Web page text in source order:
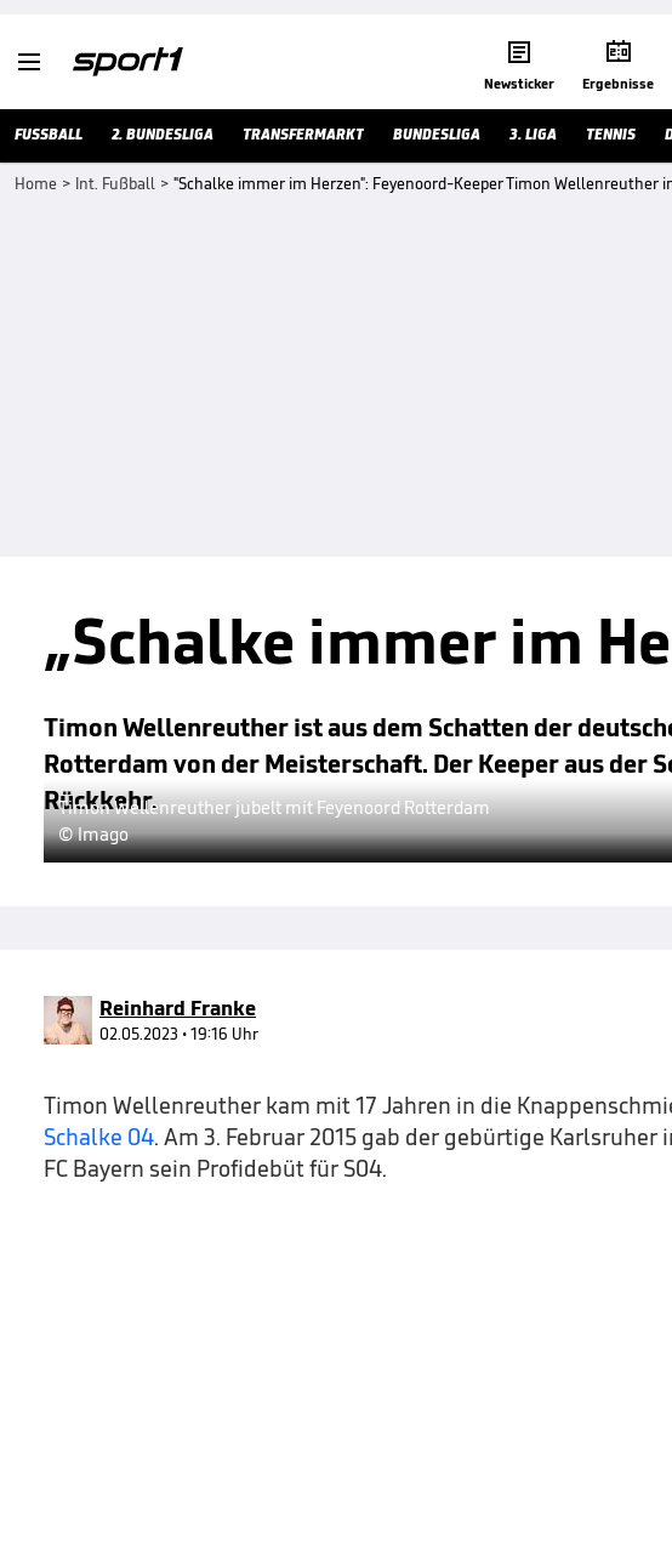
 
Newsticker

Ergebnisse
FUSSBALL 2. BUNDESLIGA TRANSFERMARKT BUNDESLIGA 3. LIGA TENNIS
Home > Int. Fußball > "Schalke immer im Herzen": Feyenoord-Keeper Timon Wellenreuther
„Schalke immer im
Timon Wellenreuther ist aus dem Schatten der
Rotterdam von der Meisterschaft. Der Keeper aus der
Rückkehr.
Timon Wellenreuther jubelt mit Feyenoord Rotterdam
© Imago
Reinhard Franke
02.05.2023 • 19:16 Uhr
Timon Wellenreuther kam mit 17 Jahren in die
Schalke 04. Am 3. Februar 2015 gab der gebürtige Karlsruher
FC Bayern sein Profidebüt für S04.